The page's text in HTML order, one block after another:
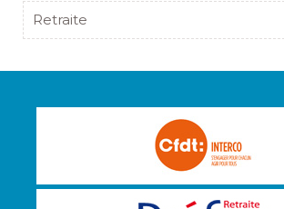
Retraite